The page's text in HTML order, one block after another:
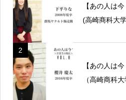
【あの人は
(高崎商科大
2
【あの人は
（高崎商科